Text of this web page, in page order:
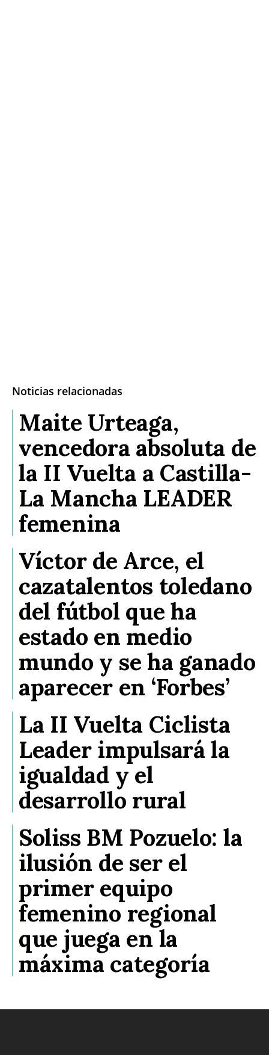
Noticias relacionadas
Maite Urteaga,
vencedora absoluta de
la II Vuelta a Castilla-
La Mancha LEADER
femenina
Víctor de Arce, el
cazatalentos toledano
del fútbol que ha
estado en medio
mundo y se ha ganado
aparecer en ‘Forbes’
La II Vuelta Ciclista
Leader impulsará la
igualdad y el
desarrollo rural
Soliss BM Pozuelo: la
ilusión de ser el
primer equipo
femenino regional
que juega en la
máxima categoría